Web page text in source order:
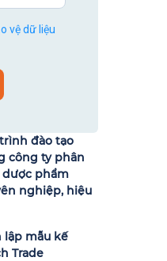
vệ dữ liệu
đào tạo
công ty phân
dược phẩm
nghiệp, hiệu
lập mẫu kế
Trade